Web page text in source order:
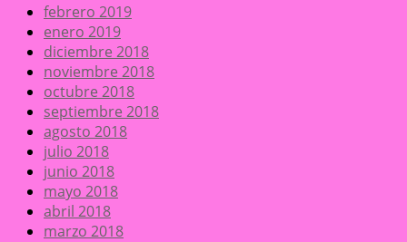
febrero 2019
enero 2019
diciembre 2018
noviembre 2018
octubre 2018
septiembre 2018
agosto 2018
julio 2018
junio 2018
mayo 2018
abril 2018
marzo 2018